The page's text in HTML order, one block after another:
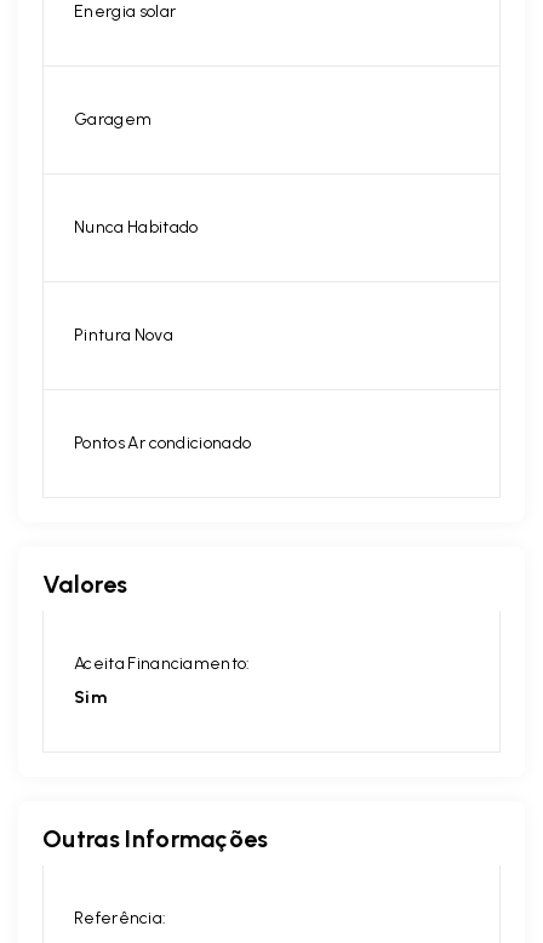
Energia solar
Garagem
Nunca Habitado
Pintura Nova
Pontos Ar condicionado
Valores
Aceita Financiamento:
Sim
Outras Informações
Referência: